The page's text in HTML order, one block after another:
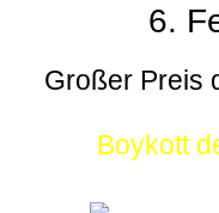
6.
Großer Preis
Boykott